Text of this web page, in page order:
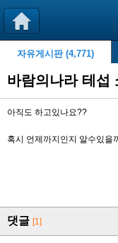
자유게시판 (4,771)
바람의나라 테섭
아직도 하고있나요??
혹시 언제까지인지 알수있을
댓글 [1]